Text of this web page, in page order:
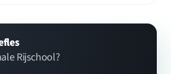
Rijschool?